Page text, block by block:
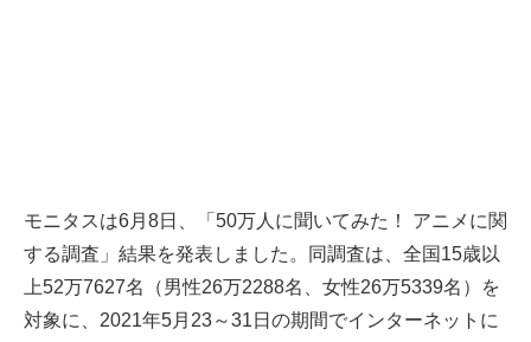
モニタスは6月8日、「50万人に聞いてみた！ アニメに関
する調査」結果を発表しました。同調査は、全国15歳以
上52万7627名（男性26万2288名、女性26万5339名）を
対象に、2021年5月23～31日の期間でインターネットに